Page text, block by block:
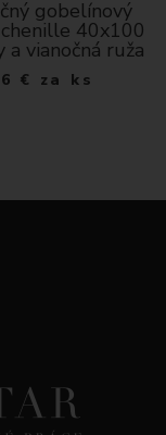
gobelínový
40x100
a vianočná ruža
€ za ks